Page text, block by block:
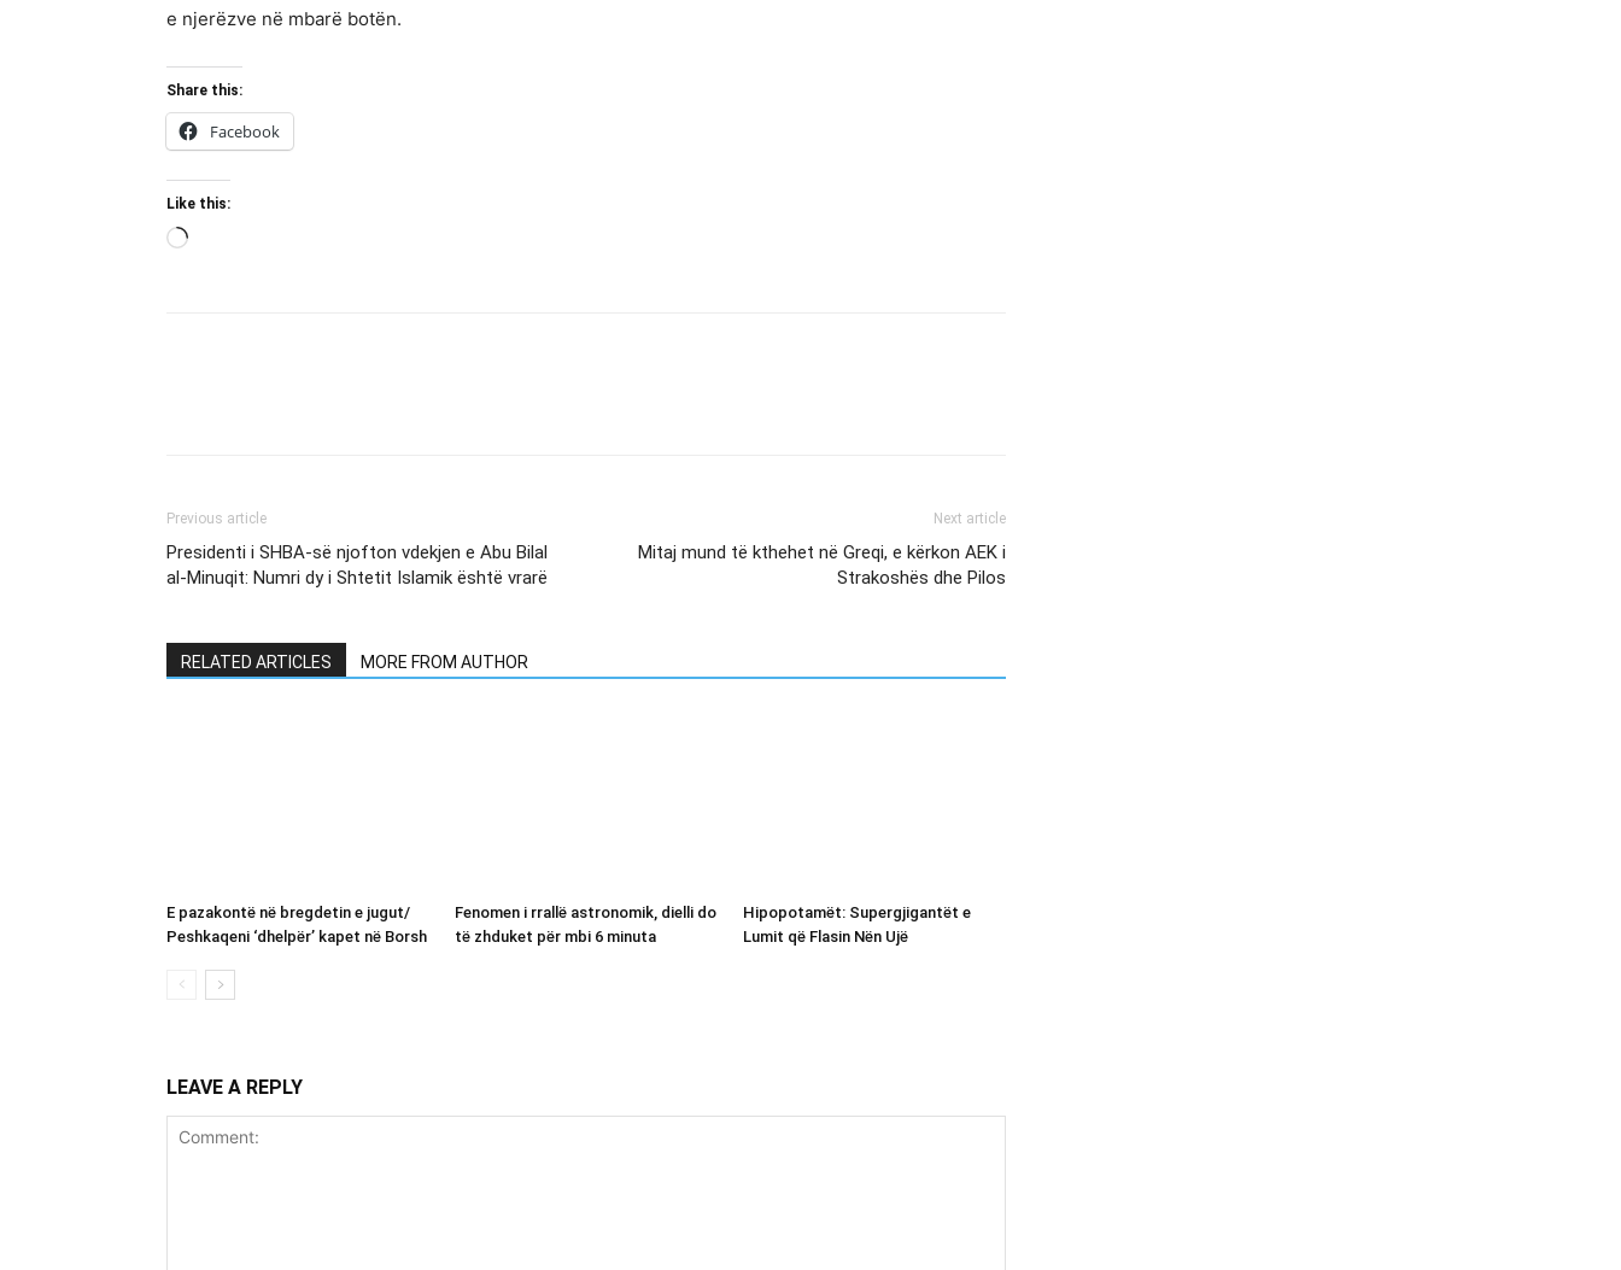
e njerëzve në mbarë botën.
Share this:
Facebook
Like this:
Previous article
Presidenti i SHBA-së njofton vdekjen e Abu Bilal
al-Minuqit: Numri dy i Shtetit Islamik është vrarë
Next article
Mitaj mund të kthehet në Greqi, e kërkon AEK i
Strakoshës dhe Pilos
RELATED ARTICLES MORE FROM AUTHOR
E pazakontë në bregdetin e jugut/
Peshkaqeni ‘dhelpër’ kapet në Borsh
Fenomen i rrallë astronomik, dielli do
të zhduket për mbi 6 minuta
Hipopotamët: Supergjigantët e
Lumit që Flasin Nën Ujë
LEAVE A REPLY